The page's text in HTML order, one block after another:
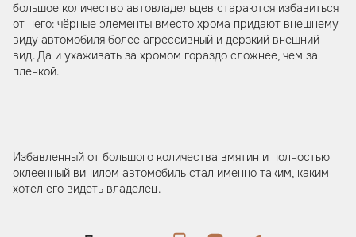
большое количество автовладельцев стараются избавиться
от него: чёрные элементы вместо хрома придают внешнему
виду автомобиля более агрессивный и дерзкий внешний
вид. Да и ухаживать за хромом гораздо сложнее, чем за
пленкой.
Избавленный от большого количества вмятин и полностью
оклеенный винилом автомобиль стал именно таким, каким
хотел его видеть владелец.